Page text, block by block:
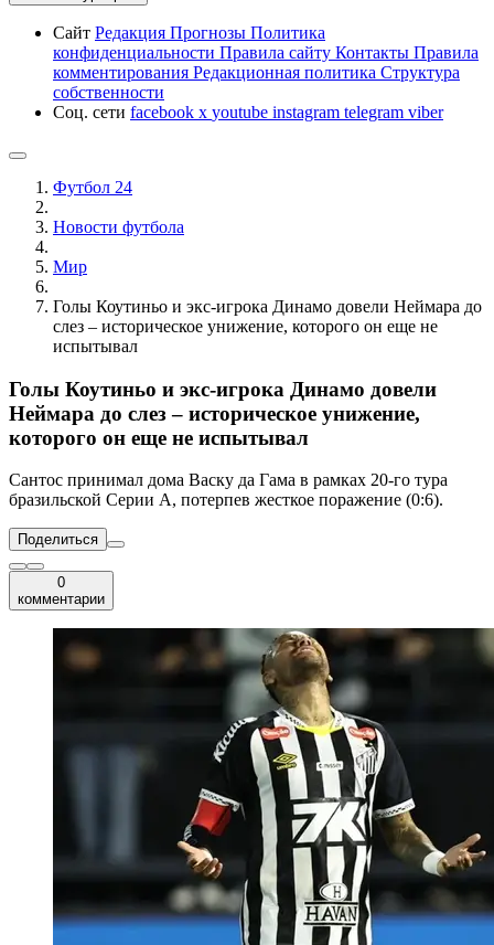
Сайт Редакция Прогнозы Политика
конфиденциальности Правила сайту Контакты Правила
комментирования Редакционная политика Структура
собственности
Соц. сети facebook x youtube instagram telegram viber
Футбол 24
Новости футбола
Мир
Голы Коутиньо и экс-игрока Динамо довели Неймара до
слез – историческое унижение, которого он еще не
испытывал
Голы Коутиньо и экс-игрока Динамо довели
Неймара до слез – историческое унижение,
которого он еще не испытывал
Сантос принимал дома Васку да Гама в рамках 20-го тура
бразильской Серии А, потерпев жесткое поражение (0:6).
Поделиться
0
комментарии